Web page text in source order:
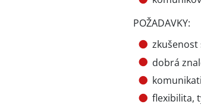
POŽADAVKY:
zkušenost
dobrá
flexibilita,